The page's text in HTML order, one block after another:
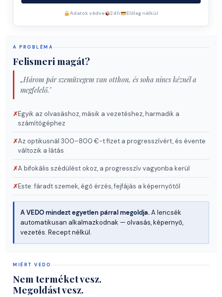
Adatok védve 24h Előleg nélkül
A PROBLÉMA
Felismeri magát?
„Három pár szemüvegem van otthon, és soha nincs kéznél a
megfelelő."
✗Egyik az olvasáshoz, másik a vezetéshez, harmadik a
számítógéphez
✗Az optikusnál 300–800 €-t fizet a progresszívért, és évente
változik a látás
✗A bifokális szédülést okoz, a progresszív vagyonba kerül
✗Este: fáradt szemek, égő érzés, fejfájás a képernyőtől
A VEDO mindezt egyetlen párral megoldja.A lencsék
automatikusan alkalmazkodnak — olvasás, képernyő,
vezetés. Recept nélkül.
MIÉRT VEDO
Nem terméket vesz.
Megoldást vesz.